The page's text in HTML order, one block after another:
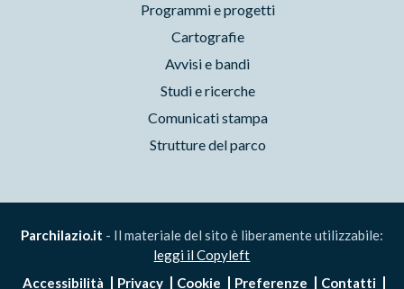
Programmi e progetti
Cartografie
Avvisi e bandi
Studi e ricerche
Comunicati stampa
Strutture del parco
Parchilazio.it - Il materiale del sito è liberamente utilizzabile:
leggi il Copyleft
Accessibilità
Privacy Cookie Preferenze Contatti